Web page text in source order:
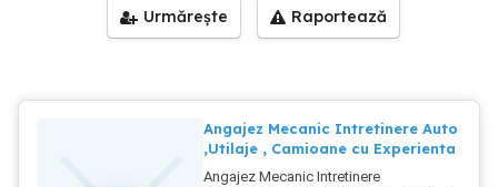
Urmărește Raportează
Angajez Mecanic Intretinere Auto
,Utilaje , Camioane cu Experienta
Angajez Mecanic Intretinere